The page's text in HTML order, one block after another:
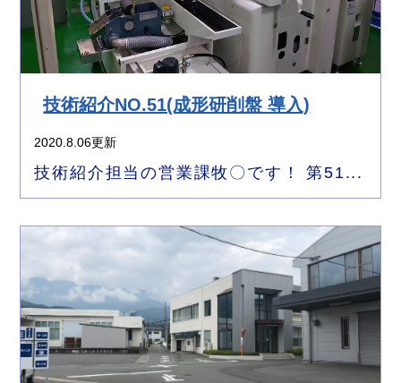
技術紹介NO.51(成形研削盤 導入)
2020.8.06更新
技術紹介担当の営業課牧〇です！ 第51...